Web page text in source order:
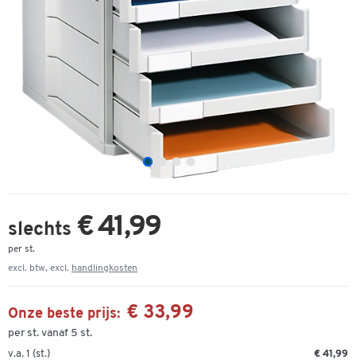
slechts € 41,99
per st.
excl. btw, excl. handlingkosten
Onze beste prijs: € 33,99
per st. vanaf 5 st.
v.a. 1 (st.)
€ 41,99